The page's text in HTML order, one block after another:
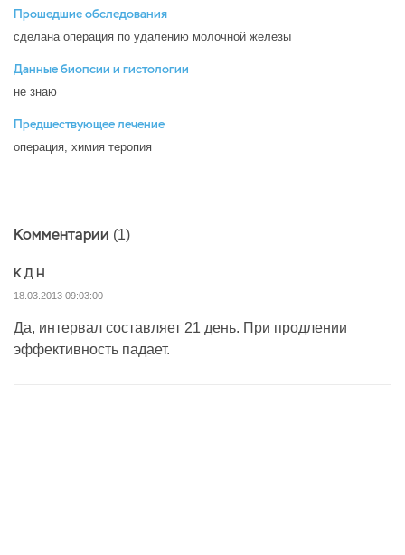
Прошедшие обследования
сделана операция по удалению молочной железы
Данные биопсии и гистологии
не знаю
Предшествующее лечение
операция, химия теропия
Комментарии (1)
К Д Н
18.03.2013 09:03:00
Да, интервал составляет 21 день. При продлении
эффективность падает.